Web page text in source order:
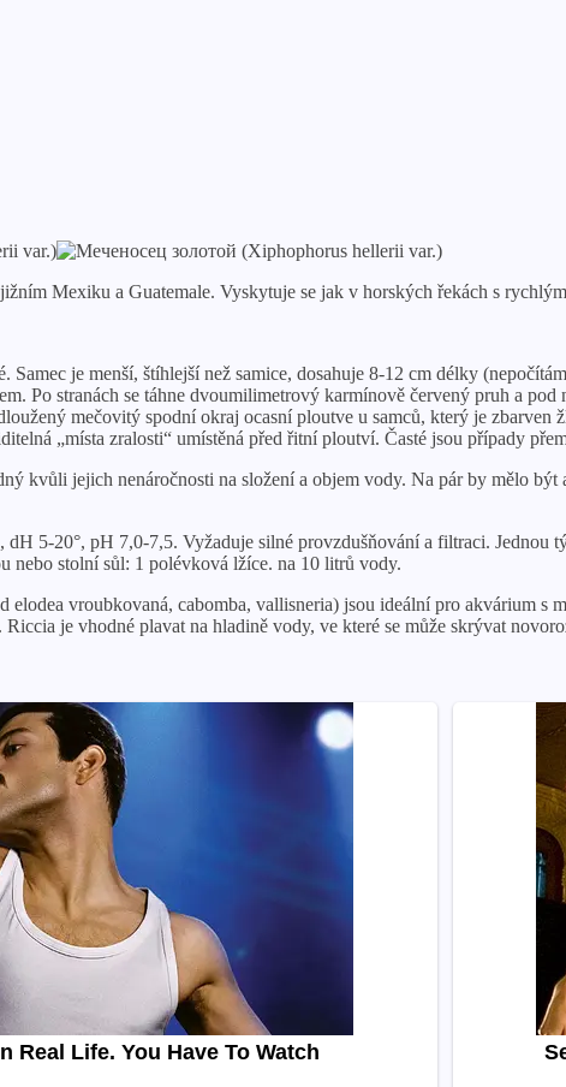
Mexiku a Guatemale. Vyskytuje se jak v horských řekách s
Samec je menší, štíhlejší než samice, dosahuje 8-12 cm délky
Po stranách se táhne dvoumilimetrový karmínově červený pruh a
mečovitý spodní okraj ocasní ploutve u samců, který je zbarven
„místa zralosti“ umístěná před řitní ploutví. Časté jsou případy
kvůli jejich nenáročnosti na složení a objem vody. Na pár by mělo
5-20°, pH 7,0-7,5. Vyžaduje silné provzdušňování a filtraci.
nebo stolní sůl: 1 polévková lžíce. na 10 litrů vody.
elodea vroubkovaná, cabomba, vallisneria) jsou ideální pro akvárium
je vhodné plavat na hladině vody, ve které se může skrývat